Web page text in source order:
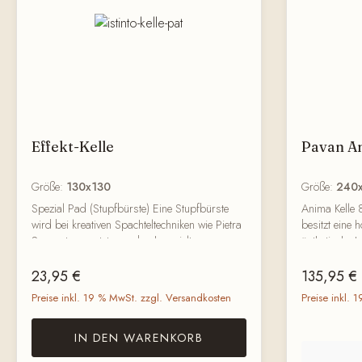
Effekt-Kelle
Größe: 130x130
Spezial Pad (Stupfbürste) Eine Stupfbürste
wird bei kreativen Spachteltechniken wie Pietra
Spaccata genutzt, um durch gezieltes
Strukturen zu erzeugen. Dadurch entsteht eine
besonders natürlich wirkende Steinoptik, die
später mit Lasuren, Effektfarben oder
Spachtelüberzügen effektvoll betont werden
Unterseite: Robuster Kunstrasen zur optimalen
Regulärer Preis:
23,95 €
Preise inkl. 19 % MwSt. zzgl. Versandkosten
IN DEN WARENKORB
Pavan
Größe:
Anima Kelle
besitzt eine
ästhetische
hat. Sie
Glätte auf
hinterlässt
Regulärer
135,95 €
Preise inkl.